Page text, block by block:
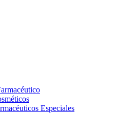
Especiales